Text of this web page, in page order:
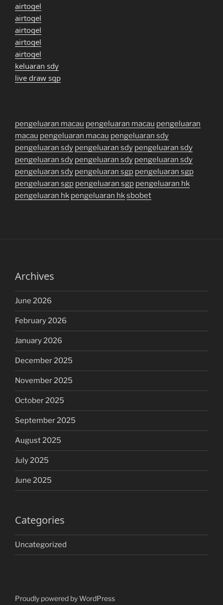
airtogel
airtogel
airtogel
airtogel
airtogel
keluaran sdy
live draw sgp
pengeluaran macau pengeluaran macau pengeluaran
macau pengeluaran macau pengeluaran sdy
pengeluaran sdy pengeluaran sdy pengeluaran sdy
pengeluaran sdy pengeluaran sdy pengeluaran sdy
pengeluaran sdy pengeluaran sgp pengeluaran sgp
pengeluaran sgp pengeluaran sgp pengeluaran hk
pengeluaran hk pengeluaran hksbobet
Archives
June 2026
February 2026
January 2026
December 2025
November 2025
October 2025
September 2025
August 2025
July 2025
June 2025
Categories
Uncategorized
Proudly powered by WordPress